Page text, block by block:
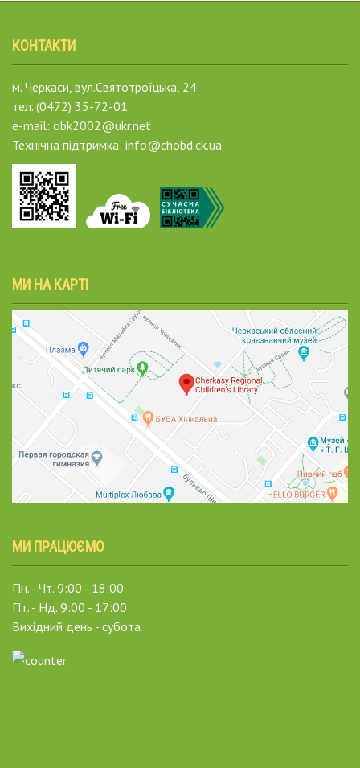
КОНТАКТИ
м. Черкаси, вул.Святотроїцька, 24
тел. (0472) 35-72-01
e-mail: obk2002@ukr.net
Технічна підтримка: info@chobd.ck.ua
МИ НА КАРТІ
МИ ПРАЦЮЄМО
Пн. - Чт. 9:00 - 18:00
Пт. - Нд. 9:00 - 17:00
Вихідний день - субота